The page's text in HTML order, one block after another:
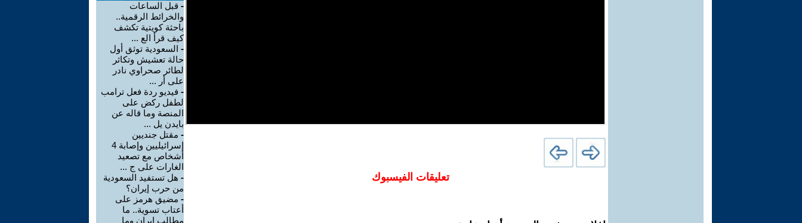
تعليقات الفيسبوك
- قبل الساعات
والخرائط الرقمية..
باحثة كويتية تكشف
كيف قرأ الع ...
- السعودية توثق أول
حالة تعشيش وتكاثر
لطائر صحراوي نادر
على أر ...
- فيديو ردة فعل ترامب
لطفل ركض على
المنصة وما قاله عن
بايدن يل ...
- مقتل جنديين
إسرائيليين وإصابة 4
أشخاص مع تصعيد
الغارات على ج ...
- هل تستفيد السعودية
من حرب إيران؟
- مضيق هرمز على
أعتاب تسوية.. ما
مطالب إيران وما